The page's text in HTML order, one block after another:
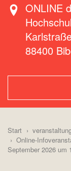
ONLINE
88400
Start
Online-
September 2026 um